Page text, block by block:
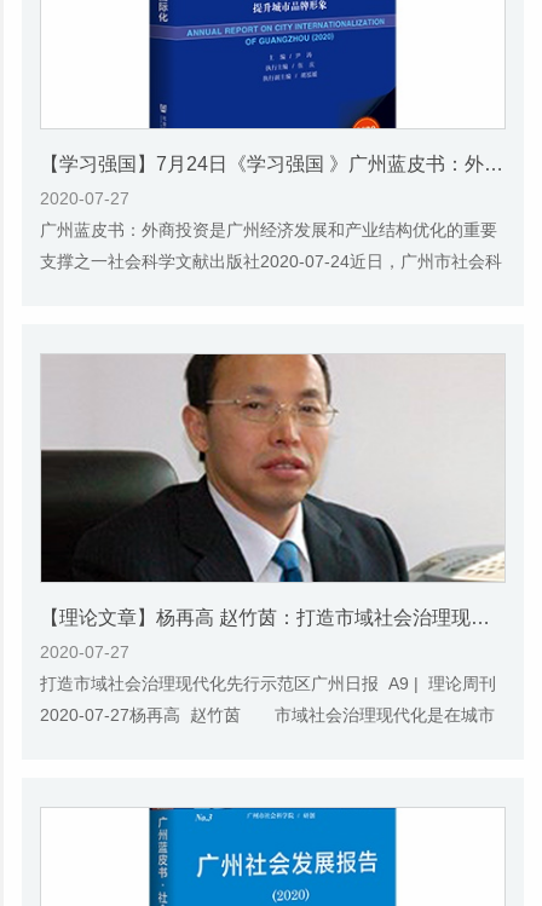
【学习强国】7月24日《学习强国 》​广州蓝皮书：外商投资是广州经济发展和产业结构优化的重要支撑之一
2020-07-27
广州蓝皮书：外商投资是广州经济发展和产业结构优化的重要
支撑之一社会科学文献出版社2020-07-24近日，广州市社会科
【理论文章】杨再高 赵竹茵：打造市域社会治理现代化先行示范区
2020-07-27
打造市域社会治理现代化先行示范区广州日报 A9 | 理论周刊
2020-07-27杨再高 赵竹茵 市域社会治理现代化是在城市